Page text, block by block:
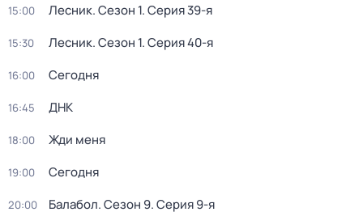
15:00 Лесник. Сезон 1. Серия 39-я
15:30 Лесник. Сезон 1. Серия 40-я
16:00 Сегодня
16:45 ДНК
18:00 Жди меня
19:00 Сегодня
20:00 Балабол. Сезон 9. Серия 9-я